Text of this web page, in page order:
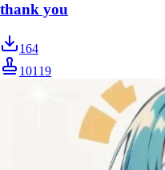
thank you
164
10119